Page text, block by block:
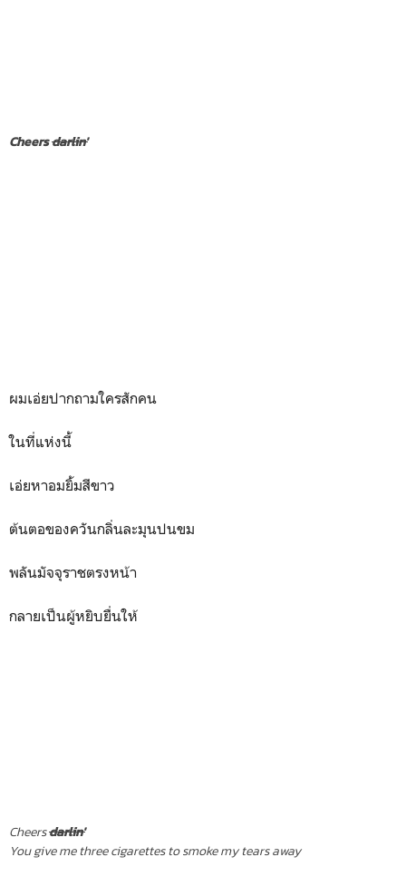
Cheersdarlin'
ผมเอ่ยปากถามใครสักคน
ในที่แห่งนี้
เอ่ยหาอมยิ้มสีขาว
ต้นตอของควันกลิ่นละมุนปนขม
พลันมัจจุราชตรงหน้า
กลายเป็นผู้หยิบยื่นให้
Cheersdarlin'
You give me three cigarettes to smoke my tears away